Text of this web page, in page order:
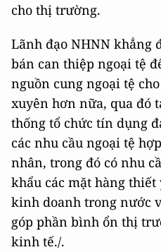
cho thị trường.
Lãnh đạo NHNN khẳng
bán can thiệp ngoại tệ
nguồn cung ngoại tệ
xuyên hơn nữa, qua đó
thống tổ chức tín dụng
các nhu cầu ngoại tệ
nhân, trong đó có nhu
khẩu các mặt hàng
kinh doanh trong nước
góp phần bình ổn thị
kinh tế./.